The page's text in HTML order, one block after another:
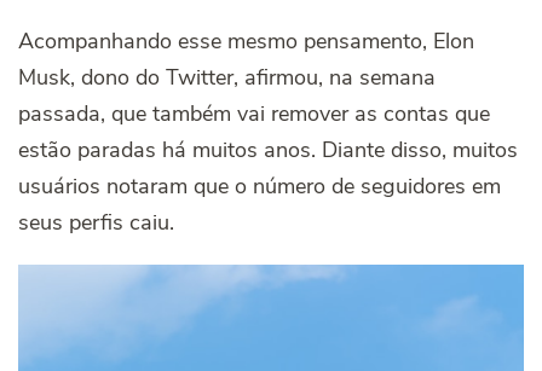
Acompanhando esse mesmo pensamento, Elon
Musk, dono do Twitter, afirmou, na semana
passada, que também vai remover as contas que
estão paradas há muitos anos. Diante disso, muitos
usuários notaram que o número de seguidores em
seus perfis caiu.